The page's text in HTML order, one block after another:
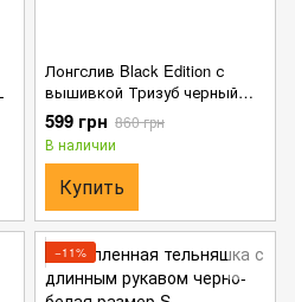
Лонгслив Black Edition с
вышивкой Тризуб черный
размер S
599 грн 860 грн
В наличии
Купить
−11%